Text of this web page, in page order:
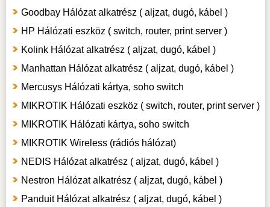
Goodbay Hálózat alkatrész ( aljzat, dugó, kábel )
HP Hálózati eszköz ( switch, router, print server )
Kolink Hálózat alkatrész ( aljzat, dugó, kábel )
Manhattan Hálózat alkatrész ( aljzat, dugó, kábel )
Mercusys Hálózati kártya, soho switch
MIKROTIK Hálózati eszköz ( switch, router, print server )
MIKROTIK Hálózati kártya, soho switch
MIKROTIK Wireless (rádiós hálózat)
NEDIS Hálózat alkatrész ( aljzat, dugó, kábel )
Nestron Hálózat alkatrész ( aljzat, dugó, kábel )
Panduit Hálózat alkatrész ( aljzat, dugó, kábel )